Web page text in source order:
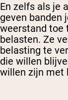
En zelfs als je
geven banden
weerstand toe
belasten. Ze
belasting te
die willen
willen zijn met